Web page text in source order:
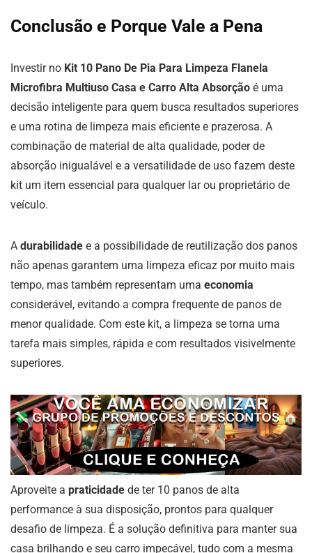
Conclusão e Porque Vale a Pena
Investir no Kit 10 Pano De Pia Para Limpeza Flanela
Microfibra Multiuso Casa e Carro Alta Absorção é uma
decisão inteligente para quem busca resultados superiores
e uma rotina de limpeza mais eficiente e prazerosa. A
combinação de material de alta qualidade, poder de
absorção inigualável e a versatilidade de uso fazem deste
kit um item essencial para qualquer lar ou proprietário de
veículo.
A durabilidade e a possibilidade de reutilização dos panos
não apenas garantem uma limpeza eficaz por muito mais
tempo, mas também representam uma economia
considerável, evitando a compra frequente de panos de
menor qualidade. Com este kit, a limpeza se torna uma
tarefa mais simples, rápida e com resultados visivelmente
superiores.
Aproveite a praticidade de ter 10 panos de alta
performance à sua disposição, prontos para qualquer
desafio de limpeza. É a solução definitiva para manter sua
casa brilhando e seu carro impecável, tudo com a mesma